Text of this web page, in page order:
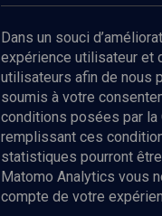
Nos
Dans un souci
expérience utilisateur et
utilisateurs afin de nous
soumis à votre
conditions posées par
remplissant ces
statistiques pourront
Matomo Analytics vous
compte de votre